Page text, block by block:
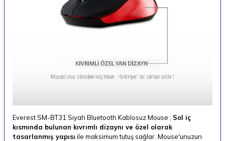
Everest SM-BT31 Siyah Bluetooth Kablosuz Mouse ; Sol iç
kısmında bulunan kıvrımlı dizaynı ve özel olarak
tasarlanmış yapısı ile maksimum tutuş sağlar. Mouse'unuzun